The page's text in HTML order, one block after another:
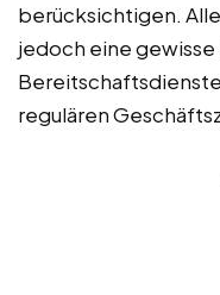
berücksichtigen.
jedoch eine
regulären